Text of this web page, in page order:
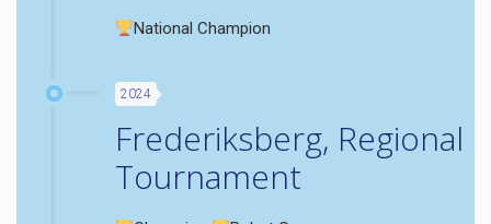
National Champion
2024
Frederiksberg, Regional
Tournament